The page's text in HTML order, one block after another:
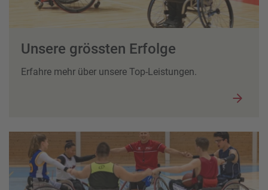
Unsere grössten Erfolge
Erfahre mehr über unsere Top-Leistungen.